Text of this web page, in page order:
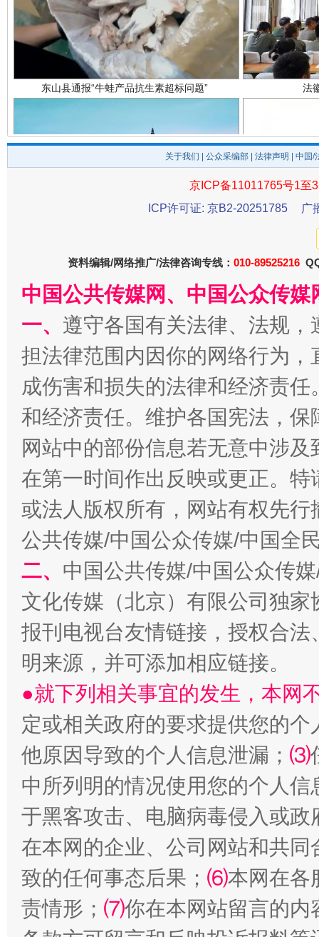
东山县通报“牛蛙产品抗生素超标问题” 法
千年窑火 生生不息
揭开“小金库”的免责幌子
受贿1.44亿！段成刚被判无期 从幼
全民健身五年计划来了！等你上场
关于我们 公众采编部 法律声明 | 中国
京ICP备11011765号1至
ICP许可证: 京B2-20251785
广
资料编辑/网络推广/法律咨询专线： 010-89525216
中国公共传媒网、中国公众传
一、 遵守各国有关法律、法规
担法律范围内因你的网络行为
成伤害和损失的法律和经济责
和经济责任。维护各国宪法，
网站中的部份信息若无意中涉
在第一时间作出反映或更正。
或法人版权所有，网站有权先
公共传媒/中国公众传媒/中国全
二、 中国公共传媒/中国公众传
文化传媒（北京）有限公司独
报刊电视台友情链接，授权合
明来源，并可添加相应链接。
●就下列相关事宜的发生，本网
定或相关政府的要求提供您的个
他原因导致的个人信息泄漏； ⑶
中所列明的情况使用您的个人
于黑客攻击、电脑病毒侵入或
在本网的企业、公司网站和共
致的任何事态后果； ⑹本网在各
责情形； ⑺你在本网站留言的内